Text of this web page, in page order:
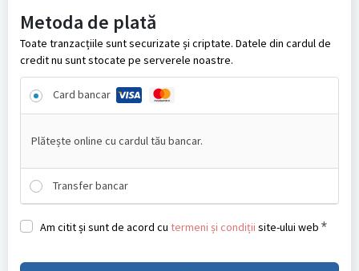
Metoda de plată
Toate tranzacțiile sunt securizate și criptate. Datele din cardul de
credit nu sunt stocate pe serverele noastre.
Card bancar
Plătește online cu cardul tău bancar.
Transfer bancar
Am citit și sunt de acord cu termeni și condiții site-ului web *